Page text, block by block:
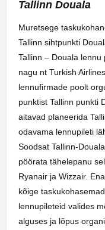
Tallinn Douala
Muretsege
Tallinn sihtpunkti
Tallinn – Douala
nagu nt Turkish
lennufirmade poolt
punktist Tallinn punkti
aitavad planeerida
odavama lennupileti
Soodsat Tallinn-
pöörata tähelepanu
Ryanair ja Wizzair.
kõige
lennupileteid valides
alguses ja lõpus